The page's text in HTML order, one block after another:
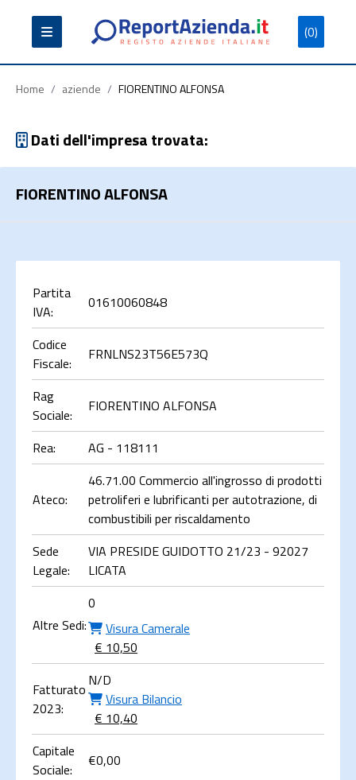
(0)
Partita
Iva
Codice
Fiscale
Ragione
Sociale
Cerca
Home / aziende / FIORENTINO ALFONSA
Dati dell'impresa trovata:
FIORENTINO ALFONSA
Partita
IVA:
01610060848
Codice
Fiscale:
FRNLNS23T56E573Q
Rag
Sociale:
FIORENTINO ALFONSA
Rea: AG - 118111
Ateco:
46.71.00 Commercio all'ingrosso di prodotti
petroliferi e lubrificanti per autotrazione, di
combustibili per riscaldamento
Sede
Legale:
VIA PRESIDE GUIDOTTO 21/23 - 92027
LICATA
Altre Sedi:
0
Visura Camerale
€ 10,50
Fatturato
2023:
N/D
Visura Bilancio
€ 10,40
Capitale
Sociale:
€0,00